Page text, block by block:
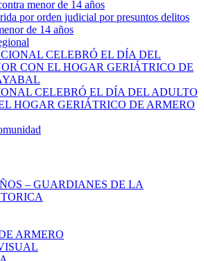
por orden judicial por presuntos delitos
de 14 años
CELEBRÓ EL DÍA DEL ADULTO
HOGAR GERIÁTRICO DE ARMERO
– GUARDIANES DE LA
ARMERO